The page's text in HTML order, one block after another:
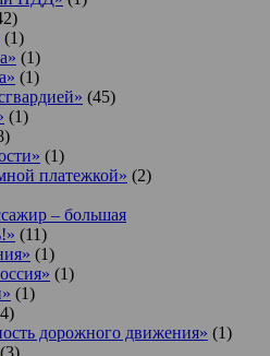
(1)
(1)
(1)
(45)
(1)
(1)
платежкой» (2)
– большая
(11)
(1)
(1)
(1)
дорожного движения» (1)
(3)